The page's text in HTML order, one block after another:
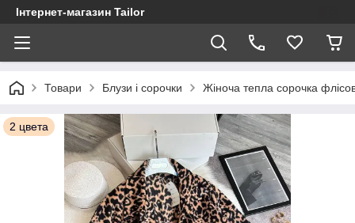
Інтернет-магазин Tailor
Товари Блузи і сорочки Жіноча тепла сорочка
2 цвета